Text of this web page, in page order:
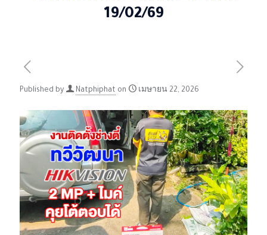
19/02/69
Published by Natphiphat on เมษายน 22, 2026